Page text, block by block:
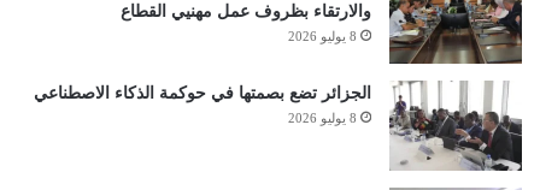
والارتقاء بظروف عمل مهنيي القطاع
8 يوليو 2026
الجزائر تضع بصمتها في حوكمة الذكاء الاصطناعي
8 يوليو 2026